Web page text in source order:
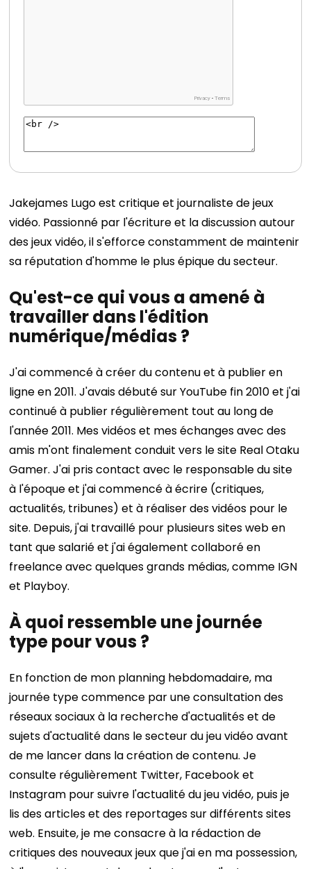
Jakejames Lugo est critique et journaliste de jeux
vidéo. Passionné par l'écriture et la discussion autour
des jeux vidéo, il s'efforce constamment de maintenir
sa réputation d'homme le plus épique du secteur.
Qu'est-ce qui vous a amené à
travailler dans l'édition
numérique/médias ?
J'ai commencé à créer du contenu et à publier en
ligne en 2011. J'avais débuté sur YouTube fin 2010 et j'ai
continué à publier régulièrement tout au long de
l'année 2011. Mes vidéos et mes échanges avec des
amis m'ont finalement conduit vers le site Real Otaku
Gamer. J'ai pris contact avec le responsable du site
à l'époque et j'ai commencé à écrire (critiques,
actualités, tribunes) et à réaliser des vidéos pour le
site. Depuis, j'ai travaillé pour plusieurs sites web en
tant que salarié et j'ai également collaboré en
freelance avec quelques grands médias, comme IGN
et Playboy.
À quoi ressemble une journée
type pour vous ?
En fonction de mon planning hebdomadaire, ma
journée type commence par une consultation des
réseaux sociaux à la recherche d'actualités et de
sujets d'actualité dans le secteur du jeu vidéo avant
de me lancer dans la création de contenu. Je
consulte régulièrement Twitter, Facebook et
Instagram pour suivre l'actualité du jeu vidéo, puis je
lis des articles et des reportages sur différents sites
web. Ensuite, je me consacre à la rédaction de
critiques des nouveaux jeux que j'ai en ma possession,